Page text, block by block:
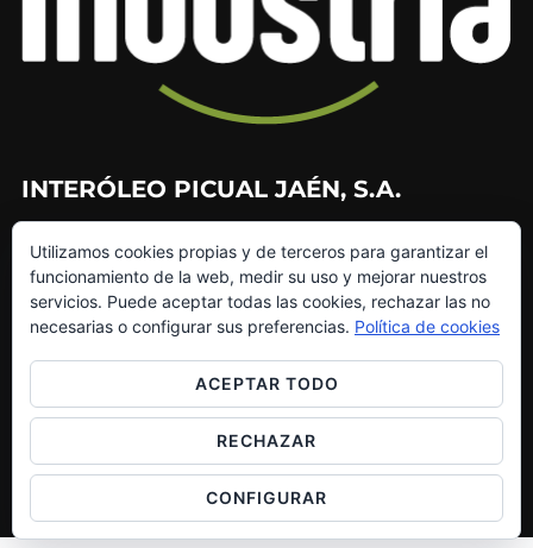
INTERÓLEO PICUAL JAÉN, S.A.
953 226 010
953 272 499
info@interoleo.com
canaldedenuncias@interoleo.com
Inspiro ThemeporWPZOOM
Utilizamos cookies propias y de terceros para garantizar el
funcionamiento de la web, medir su uso y mejorar nuestros
servicios. Puede aceptar todas las cookies, rechazar las no
necesarias o configurar sus preferencias. Política de cookies
ACEPTAR TODO
RECHAZAR
CONFIGURAR